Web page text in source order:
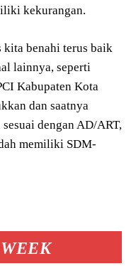
kekurangan.
benahi terus baik
lainnya, seperti
Kabupaten Kota
dan saatnya
dengan AD/ART,
memiliki SDM-